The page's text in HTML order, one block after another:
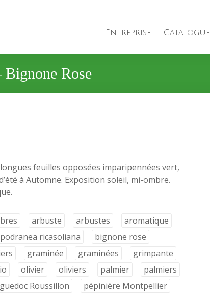
Entreprise Catalogue
Bignone Rose
feuilles opposées imparipennées vert,
à Automne. Exposition soleil, mi-ombre.
arbuste arbustes
aromatique
ricasoliana
bignone rose
graminée graminées
grimpante
olivier oliviers palmier
palmiers
Roussillon
pépinière Montpellier